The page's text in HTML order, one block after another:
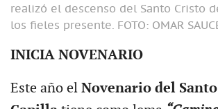
realizó el descenso del Santo Cristo
los fieles presente. FOTO: OMAR
INICIA NOVENARIO
Este año el Novenario del